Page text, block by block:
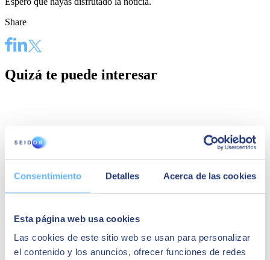
Consentimiento Detalles Acerca de las cookies
Esta página web usa cookies
Las cookies de este sitio web se usan para personalizar
el contenido y los anuncios, ofrecer funciones de redes
Share
Quizá te puede interesar